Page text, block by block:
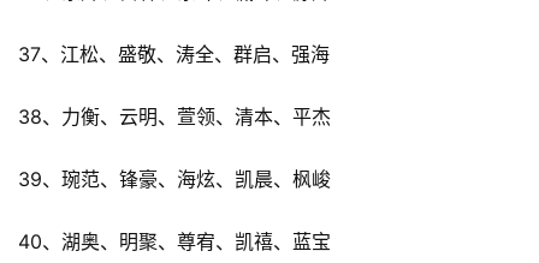
37、江松、盛敬、涛全、群启、强海
38、力衡、云明、萱领、清本、平杰
39、琬范、锋豪、海炫、凯晨、枫峻
40、湖奥、明聚、尊宥、凯禧、蓝宝